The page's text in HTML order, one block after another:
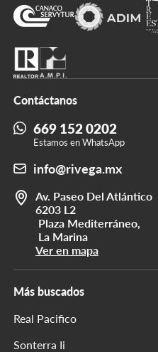
Más buscados
Real Pacifico
Sonterra Ii
Contáctanos
669 152 0202
Estamos en WhatsApp
info@rivega.mx
Av. Paseo Del Atlántico
6203 L2
Plaza Mediterráneo,
La Marina
Ver en mapa